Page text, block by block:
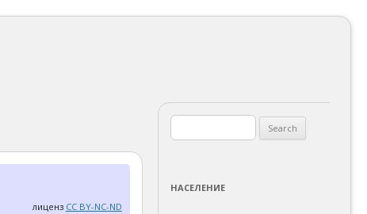
лиценз CC BY-NC-ND
for:
НАСЕЛЕНИЕ